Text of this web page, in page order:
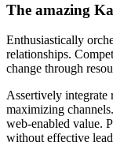
The amazing
Enthusiastically
relationships.
change through
Assertively integrate
maximizing
web-enabled value.
without effective